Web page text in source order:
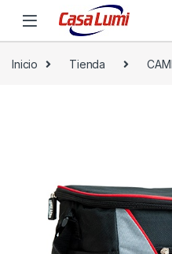
Inicio Tienda